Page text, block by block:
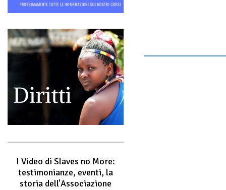
I Video di Slaves no More:
testimonianze, eventi, la
storia dell'Associazione